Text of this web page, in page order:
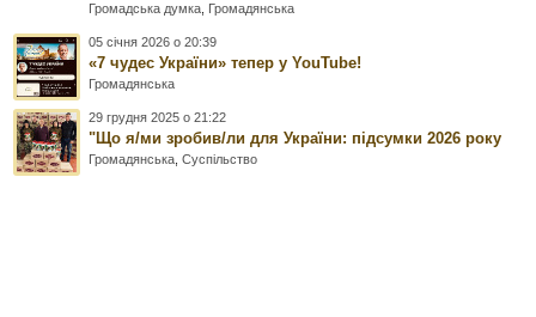
Громадська думка Громадянська
05 січня 2026 о 20:39
«7 чудес України» тепер у YouTube!
Громадянська
29 грудня 2025 о 21:22
"Що я/ми зробив/ли для України: підсумки 2026 року
Громадянська ,Суспільство